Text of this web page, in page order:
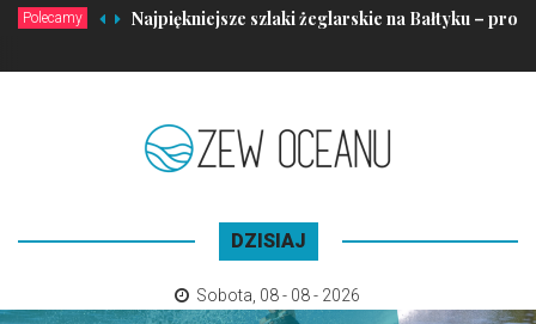
Polecamy Najpiękniejsze szlaki żeglarskie na Bałtyku –
DZISIAJ
Sobota 08 - 08 - 2026